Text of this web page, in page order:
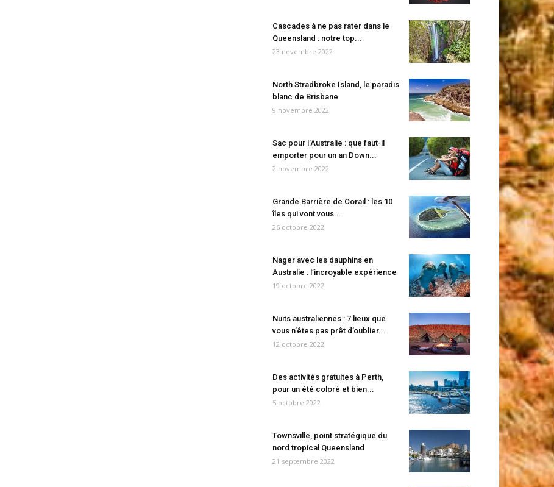
Cascades à ne pas rater dans le
Queensland : notre top...
23 novembre 2022
North Stradbroke Island, le paradis
blanc de Brisbane
9 novembre 2022
Sac pour l’Australie : que faut-il
emporter pour un an Down...
2 novembre 2022
Grande Barrière de Corail : les 10
îles qui vont vous...
26 octobre 2022
Nager avec les dauphins en
Australie : l’incroyable expérience
19 octobre 2022
Nuits australiennes : 7 lieux que
vous n’êtes pas prêt d’oublier...
12 octobre 2022
Des activités gratuites à Perth,
pour un été coloré et bien...
5 octobre 2022
Townsville, point stratégique du
nord tropical Queensland
21 septembre 2022